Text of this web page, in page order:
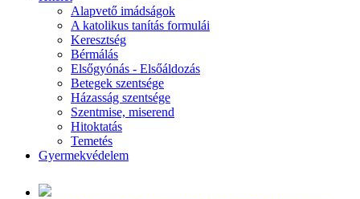
Alapvető imádságok
A katolikus tanítás formulái
Keresztség
Bérmálás
Elsőgyónás - Elsőáldozás
Betegek szentsége
Házasság szentsége
Szentmise, miserend
Hitoktatás
Temetés
Gyermekvédelem